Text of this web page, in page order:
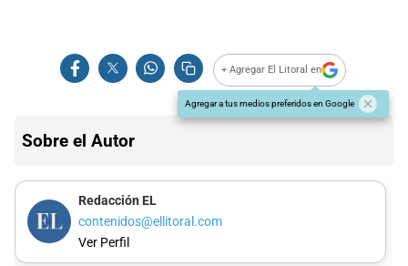
+ Agregar El Litoral en
Agregar a tus medios preferidos en Google
Sobre el Autor
Redacción EL
contenidos@ellitoral.com
Ver Perfil